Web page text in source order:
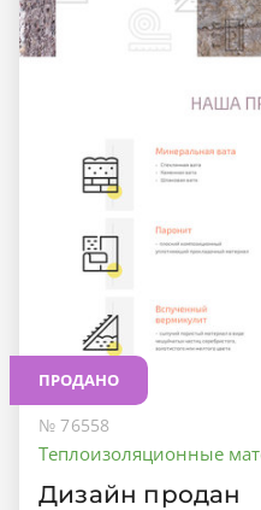
ПРОДАНО
№ 76558
Теплоизоляционные
Дизайн продан